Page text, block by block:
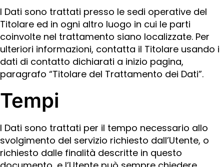
I Dati sono trattati presso le sedi operative del
Titolare ed in ogni altro luogo in cui le parti
coinvolte nel trattamento siano localizzate. Per
ulteriori informazioni, contatta il Titolare usando i
dati di contatto dichiarati a inizio pagina,
paragrafo “Titolare del Trattamento dei Dati”.
Tempi
I Dati sono trattati per il tempo necessario allo
svolgimento del servizio richiesto dall’Utente, o
richiesto dalle finalità descritte in questo